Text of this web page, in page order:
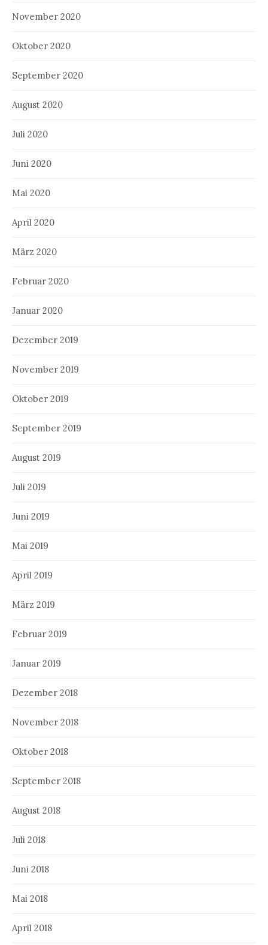
November 2020
Oktober 2020
September 2020
August 2020
Juli 2020
Juni 2020
Mai 2020
April 2020
März 2020
Februar 2020
Januar 2020
Dezember 2019
November 2019
Oktober 2019
September 2019
August 2019
Juli 2019
Juni 2019
Mai 2019
April 2019
März 2019
Februar 2019
Januar 2019
Dezember 2018
November 2018
Oktober 2018
September 2018
August 2018
Juli 2018
Juni 2018
Mai 2018
April 2018